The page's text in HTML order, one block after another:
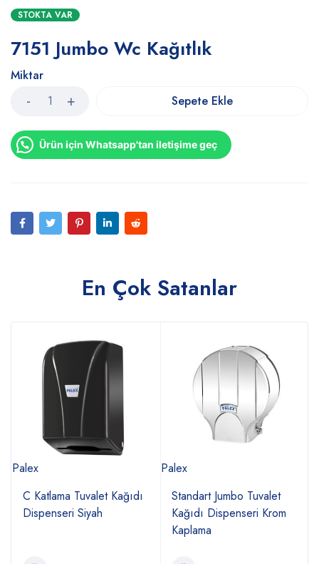
STOKTA VAR
7151 Jumbo Wc Kağıtlık
Miktar
Sepete Ekle
Ürün için Whatsapp'tan iletişime geç
En Çok Satanlar
Palex
C Katlama Tuvalet Kağıdı
Dispenseri Siyah
Palex
Standart Jumbo Tuvalet
Kağıdı Dispenseri Krom
Kaplama